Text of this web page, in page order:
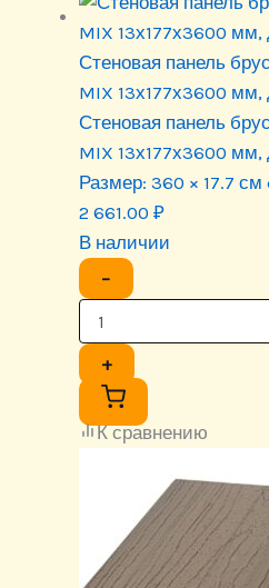
Стеновая панель
MIX 13х177х3600
Стеновая панель
MIX 13х177х3600
Размер: 360 × 17.7 см
2 661.00 ₽
В наличии
−
+
К сравнению